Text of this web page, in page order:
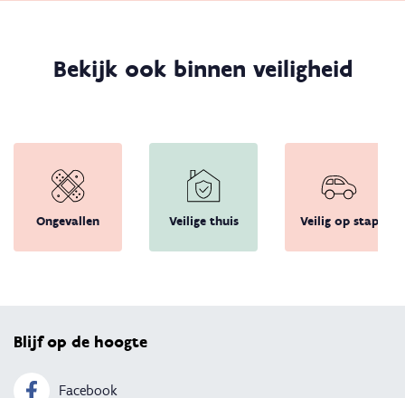
Bekijk ook binnen veiligheid
Ongevallen Veilige thuis Veilig op stap
Blijf op de hoogte
Facebook